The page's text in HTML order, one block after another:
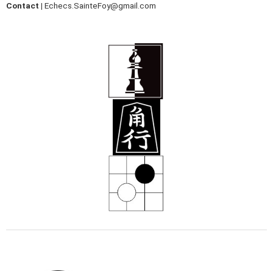
Contact | Echecs.SainteFoy@gmail.com